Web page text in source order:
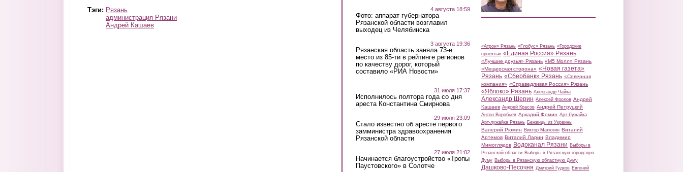
Тэги: Рязань
администрация Рязани
Андрей Кашаев
4 августа 18:59
Фото: аппарат губернатора
Рязанской области возглавил
выходец из Челябинска
3 августа 19:36
Рязанская область заняла 73-е
место из 85-ти в рейтинге регионов
по качеству дорог, который
составило «РИА Новости»
31 июля 17:37
Исполнилось полтора года со дня
ареста Константина Смирнова
29 июля 23:09
Стало известно об аресте первого
замминистра здравоохранения
Рязанской области
27 июля 21:02
Начинается благоустройство «Тропы
Паустовского» в Солотче
«Атрон» Рязань «Глобус» Рязань «Городские
проекты» «Единая Россия» Рязань
«Лучшие друзья» Рязань «М5 Молл» Рязань
«Мещерская сторона» «Новая газета»
Рязань «Сбербанк» Рязань «Северная
компания» «Справедливая Россия» Рязань
«Яблоко» Рязань Александр Чайка
Александр Шерин Алексей Фролов Андрей
Кашаев Андрей Красов Андрей Петруцкий
Антон Воробьев Аркадий Фомин Арт-Лужайка
Арт-лужайка Рязань Беженцы из Украины
Валерий Рюмин Виктор Малюгин Виталий
Артемов Виталий Ларин Владимир
Мимоглядов Водоканал Рязани Выборы в
Рязанской области Выборы в Рязанскую городскую
Думу Выборы в Рязанскую областную Думу
Дашково-Песочня Дмитрий Гудков Евгений